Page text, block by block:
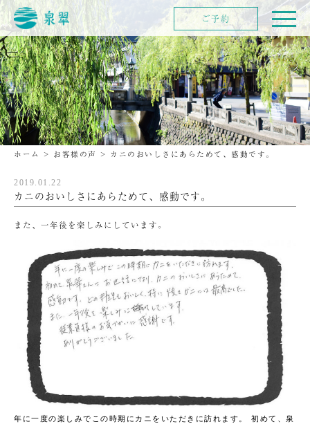
ホーム > お客様の声 > カニのおいしさにあらためて、感動です。
2019.01.22
カニのおいしさにあらためて、感動です。
また、一年後を楽しみにしています。
年に一度の楽しみでこの時期にカニをいただきに訪れます。
初めて、泉
ご予約